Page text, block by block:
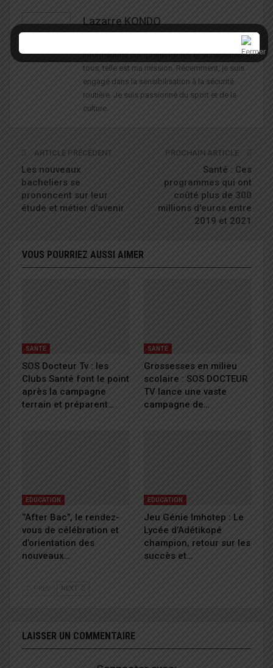
Lazarre KONDO
informations compréhensibles et accessibles à
tous, telle est ma mission. Récemment, je suis
engagé dans la sensibilisation à la sécurité
routière. Je suis passionné du sport et de la
culture.
ARTICLE PRÉCÉDENT
Les nouveaux
bacheliers se
prononcent sur leur
étude et métier d'avenir
PROCHAIN ARTICLE
Santé : Ces
programmes qui ont
coûté plus de 300
millions d'euros entre
2019 et 2021
VOUS POURRIEZ AUSSI AIMER
SANTÉ
SOS Docteur Tv : les
Clubs Santé font le point
après la campagne
terrain et préparent…
SANTÉ
Grossesses en milieu
scolaire : SOS DOCTEUR
TV lance une vaste
campagne de…
EDUCATION
‘’After Bac’’, le rendez-
vous de célébration et
d’orientation des
nouveaux…
EDUCATION
Jeu Génie Imhotep : Le
Lycée d’Adétikopé
champion, retour sur les
succès et…
NEXT
LAISSER UN COMMENTAIRE